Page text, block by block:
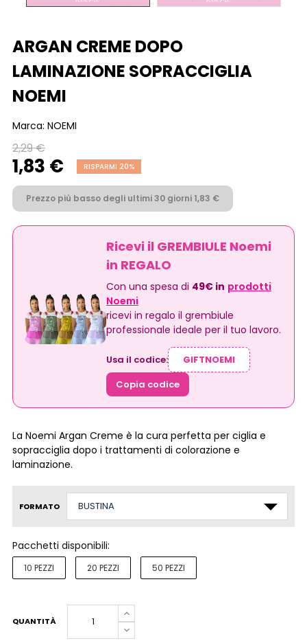
ARGAN CREME DOPO
LAMINAZIONE SOPRACCIGLIA
NOEMI
Marca: NOEMI
2,29 €
1,83 € RISPARMI 20%
Prezzo più basso degli ultimi 30 giorni 1,83 €
Ricevi il GREMBIULE Noemi
in REGALO
Con una spesa di 49€ in prodotti
Noemi
ricevi in regalo il grembiule
professionale ideale per il tuo lavoro.
Usa il codice:
Copia codice
La Noemi Argan Creme è la cura perfetta per ciglia e
sopracciglia dopo i trattamenti di colorazione e
laminazione.
FORMATO
Pacchetti disponibili:
10 PEZZI 20 PEZZI 50 PEZZI
QUANTITÀ